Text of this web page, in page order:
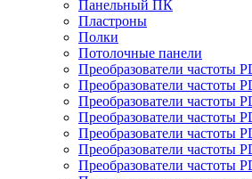
Панельный ПК
Пластроны
Полки
Потолочные панели
Преобразователи частоты
Преобразователи частоты
Преобразователи частоты
Преобразователи частоты
Преобразователи частоты
Преобразователи частоты
Преобразователи частоты